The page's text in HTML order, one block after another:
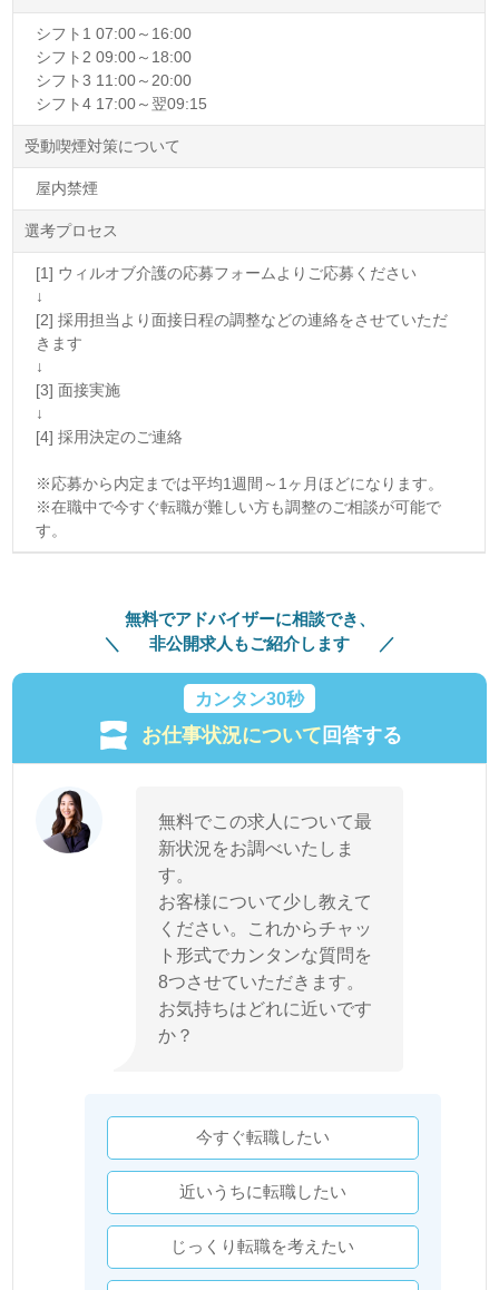
シフト1 07:00～16:00
シフト2 09:00～18:00
シフト3 11:00～20:00
シフト4 17:00～翌09:15
受動喫煙対策について
屋内禁煙
選考プロセス
[1] ウィルオブ介護の応募フォームよりご応募ください
↓
[2] 採用担当より面接日程の調整などの連絡をさせていただ
きます
↓
[3] 面接実施
↓
[4] 採用決定のご連絡
※応募から内定までは平均1週間～1ヶ月ほどになります。
※在職中で今すぐ転職が難しい方も調整のご相談が可能で
す。
無料でアドバイザーに相談でき、
非公開求人もご紹介します
カンタン30秒
お仕事状況について回答する
無料でこの求人について最
新状況をお調べいたしま
す。
お客様について少し教えて
ください。これからチャッ
ト形式でカンタンな質問を
8つさせていただきます。
お気持ちはどれに近いです
か？
今すぐ転職したい
近いうちに転職したい
じっくり転職を考えたい